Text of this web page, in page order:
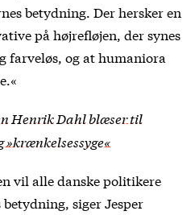
betydning. Der hersker en
på højrefløjen, der synes
farveløs, og at humaniora
Henrik Dahl blæser til
»krænkelsessyge«
vil alle danske politikere
siger Jesper